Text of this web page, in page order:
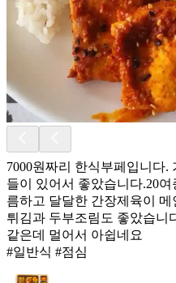
7000원짜리 한식부페입니다
들이 있어서 좋았습니다.20
름하고 달달한 간장제육이 메
튀김과 두부조림도 좋았습니
같은데 멀어서 아쉽네요
#일반식 #점심